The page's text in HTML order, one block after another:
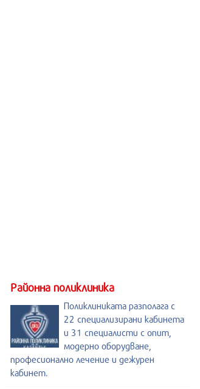
Районна поликлиника
Поликлиниката разполага с
22 специализирани кабинета
и 31 специалисти с опит,
модерно оборудване,
професионално лечение и дежурен
кабинет.